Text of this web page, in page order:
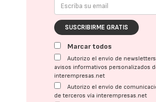
SUSCRIBIRME GRATIS
Marcar todos
Autorizo el envío de
avisos informativos personalizados
interempresas.net
Autorizo el envío de
de terceros vía interempresas.net